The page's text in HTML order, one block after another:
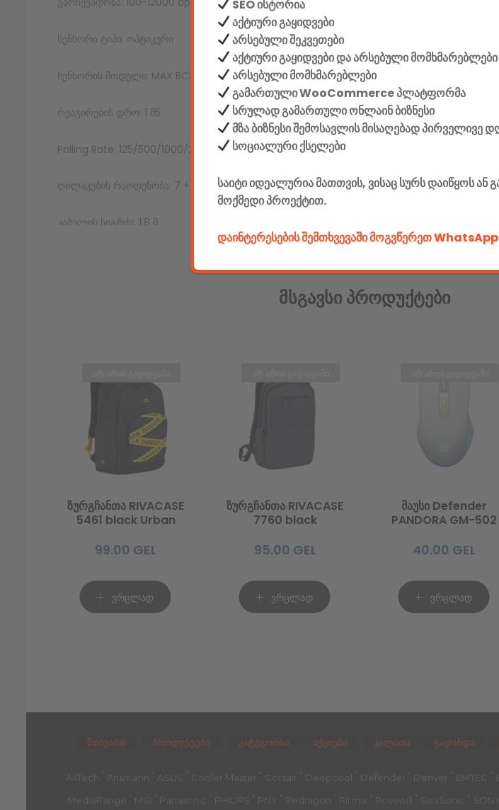
სენსორი ტიპი: ოპტიკური
სენსორის მოდელი: MAX BC3332-A 12K Sensor
რეაგირების დრო: 1 მწ
Polling Rate: 125/500/1000/2000 ჰც
ღილაკების რაოდენობა: 7 + scroll
კაბელის სიგრძე: 1.8 მ
Მსგავსი Პროდუქტები
ვრცლად
ზურგჩანთა RIVACASE
5461 black Urban
99.00 GEL
ვრცლად
ზურგჩანთა RIVACASE
7760 black
95.00 GEL
ვრცლად
მაუსი Defender
PANDORA GM-502
40.00 GEL
მთავარი პროდუქტები კატეგორია აქციები კალათა გადახდა
A4Tech ' Ansmann ' ASUS ' Cooler Master ' Corsair ' Deepcool ' Defender ' Denver ' EMTEC '
MediaRange ' MSI ' Panasonic ' PHILIPS ' PNY ' Redragon ' Ritmix ' Rosewill ' SeaSonic ' SONY
SEO ისტორია
აქტიური გაყიდვები
არსებული შეკვეთები
აქტიური გაყიდვები და არსებული მომხმარებლები
არსებული მომხმარებლები
გამართული WooCommerce პლატფორმა
სრულად გამართული ონლაინ ბიზნესი
მზა ბიზნესი შემოსავლის მისაღებად პირველივე
სოციალური ქსელები
საიტი იდეალურია მათთვის, ვისაც სურს დაიწყოს
მოქმედი პროექტით.
დაინტერესების შემთხვევაში მოგვწერეთ